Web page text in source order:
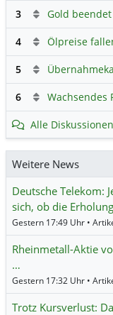
3
4
5
6
Alle Diskussionen
Weitere News
Deutsche Telekom:
sich, ob die
Gestern 17:49 Uhr •
Rheinmetall-Aktie
…
Gestern 17:32 Uhr •
Trotz Kursverlust: